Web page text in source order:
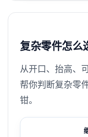
复杂零件怎么
从开口、抬高、
帮你判断复杂零
钳。